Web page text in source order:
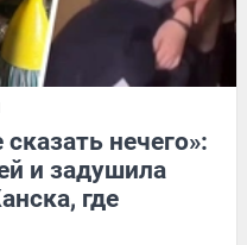
нечего»:
и задушила
где